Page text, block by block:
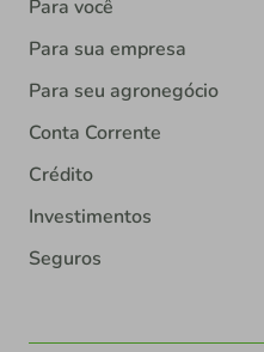
Para você
Para sua empresa
Para seu agronegócio
Conta Corrente
Crédito
Investimentos
Seguros